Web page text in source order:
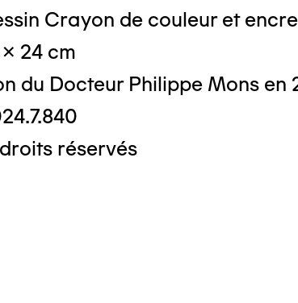
Crayon de couleur et
x 24 cm
du Docteur Philippe Mons en
réservés